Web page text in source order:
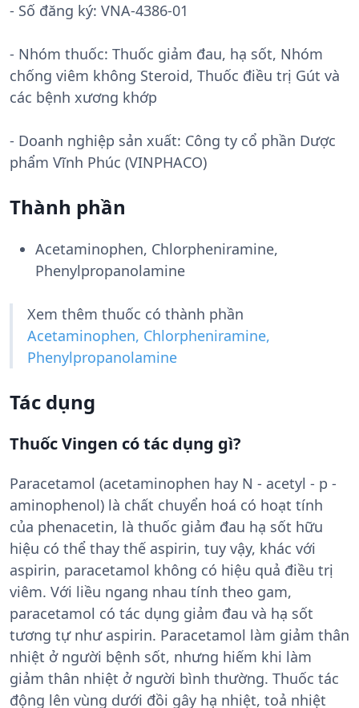
- Số đăng ký: VNA-4386-01
- Nhóm thuốc: Thuốc giảm đau, hạ sốt, Nhóm
chống viêm không Steroid, Thuốc điều trị Gút và
các bệnh xương khớp
- Doanh nghiệp sản xuất: Công ty cổ phần Dược
phẩm Vĩnh Phúc (VINPHACO)
Thành phần
Acetaminophen, Chlorpheniramine,
Phenylpropanolamine
Xem thêm thuốc có thành phần
Acetaminophen, Chlorpheniramine,
Phenylpropanolamine
Tác dụng
Thuốc Vingen có tác dụng gì?
Paracetamol (acetaminophen hay N - acetyl - p -
aminophenol) là chất chuyển hoá có hoạt tính
của phenacetin, là thuốc giảm đau hạ sốt hữu
hiệu có thể thay thế aspirin, tuy vậy, khác với
aspirin, paracetamol không có hiệu quả điều trị
viêm. Với liều ngang nhau tính theo gam,
paracetamol có tác dụng giảm đau và hạ sốt
tương tự như aspirin. Paracetamol làm giảm thân
nhiệt ở người bệnh sốt, nhưng hiếm khi làm
giảm thân nhiệt ở người bình thường. Thuốc tác
động lên vùng dưới đồi gây hạ nhiệt, toả nhiệt